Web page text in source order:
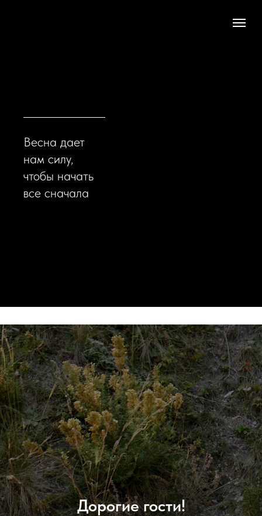
Весна дает
нам силу,
чтобы начать
все сначала
Дорогие гости!